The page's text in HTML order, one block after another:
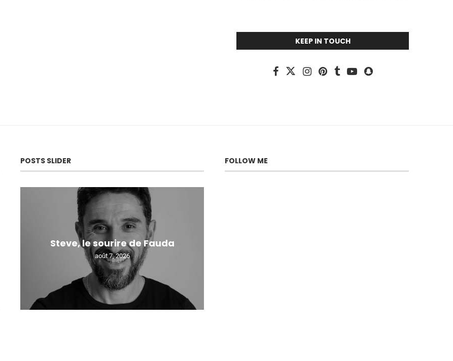
KEEP IN TOUCH
POSTS SLIDER
Steve, le sourire de Fauda
août 7, 2026
FOLLOW ME